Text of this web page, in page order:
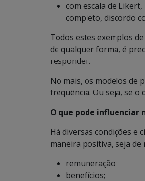
com escala de
completo, discordo
Todos estes exemplos
de qualquer forma, é
responder.
No mais, os modelos de
frequência. Ou seja, se
O que pode influenciar
Há diversas condições e
maneira positiva, seja
remuneração;
benefícios;